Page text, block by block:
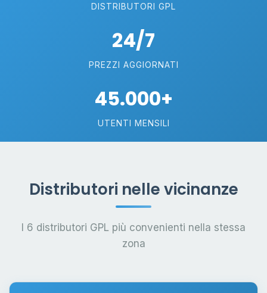
DISTRIBUTORI GPL
24/7
PREZZI AGGIORNATI
45.000+
UTENTI MENSILI
Distributori nelle vicinanze
I 6 distributori GPL più convenienti nella stessa
zona